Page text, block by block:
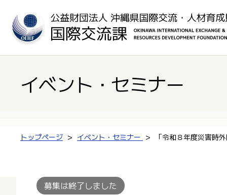
イベント・セミナー
トップページ イベント・セミナー 「令和８年度災害時
募集は終了しました